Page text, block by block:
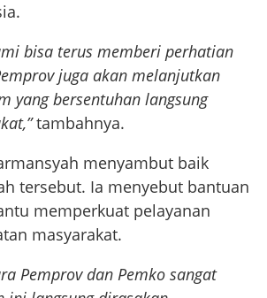
bisa terus memberi perhatian
juga akan melanjutkan
yang bersentuhan langsung
tambahnya.
menyambut baik
tersebut. Ia menyebut bantuan
memperkuat pelayanan
masyarakat.
Pemprov dan Pemko sangat